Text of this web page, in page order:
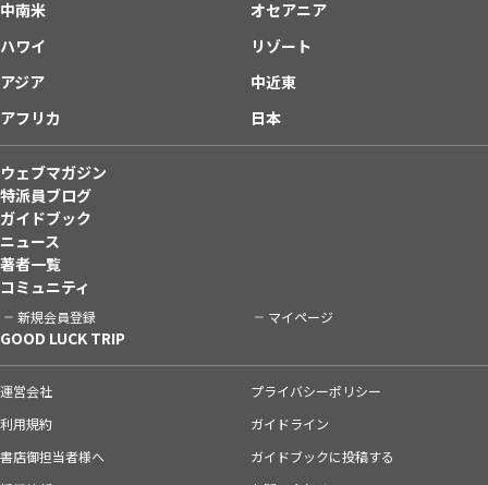
中南米
オセアニア
ハワイ
リゾート
アジア
中近東
アフリカ
日本
ウェブマガジン
特派員ブログ
ガイドブック
ニュース
著者一覧
コミュニティ
新規会員登録 マイページ
GOOD LUCK TRIP
運営会社
プライバシーポリシー
利用規約
ガイドライン
書店御担当者様へ
ガイドブックに投稿する